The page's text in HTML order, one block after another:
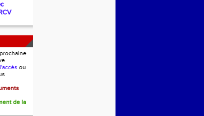
ou
de la